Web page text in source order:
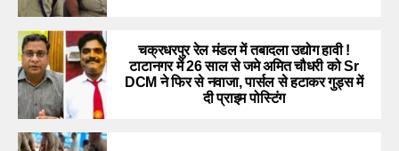
चक्रधरपुर रेल मंडल में तबादला उद्योग हावी !
टाटानगर में 26 साल से जमे अमित चौधरी को Sr
DCM ने फिर से नवाजा, पार्सल से हटाकर गुड्स में
दी प्राइम पोस्टिंग